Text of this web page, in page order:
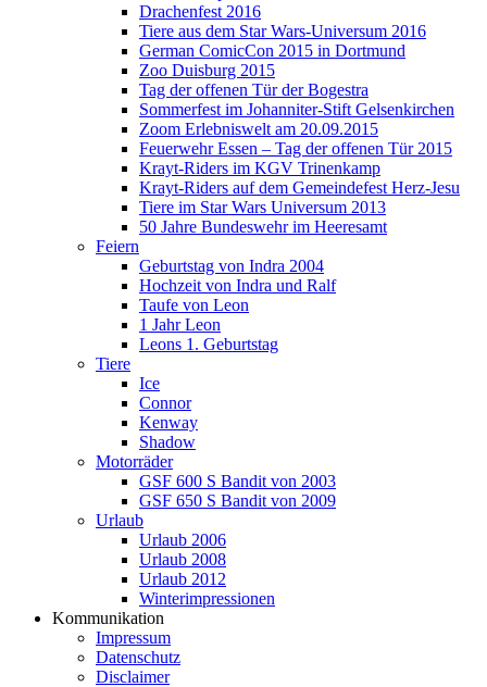
Drachenfest 2016
Tiere aus dem Star Wars-Universum 2016
German ComicCon 2015 in Dortmund
Zoo Duisburg 2015
Tag der offenen Tür der Bogestra
Sommerfest im Johanniter-Stift Gelsenkirchen
Zoom Erlebniswelt am 20.09.2015
Feuerwehr Essen – Tag der offenen Tür 2015
Krayt-Riders im KGV Trinenkamp
Krayt-Riders auf dem Gemeindefest Herz-Jesu
Tiere im Star Wars Universum 2013
50 Jahre Bundeswehr im Heeresamt
Feiern
Geburtstag von Indra 2004
Hochzeit von Indra und Ralf
Taufe von Leon
1 Jahr Leon
Leons 1. Geburtstag
Tiere
Ice
Connor
Kenway
Shadow
Motorräder
GSF 600 S Bandit von 2003
GSF 650 S Bandit von 2009
Urlaub
Urlaub 2006
Urlaub 2008
Urlaub 2012
Winterimpressionen
Kommunikation
Impressum
Datenschutz
Disclaimer